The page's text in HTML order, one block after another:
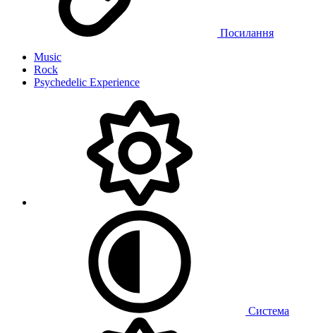
Посилання
Music
Rock
Psychedelic Experience
Система